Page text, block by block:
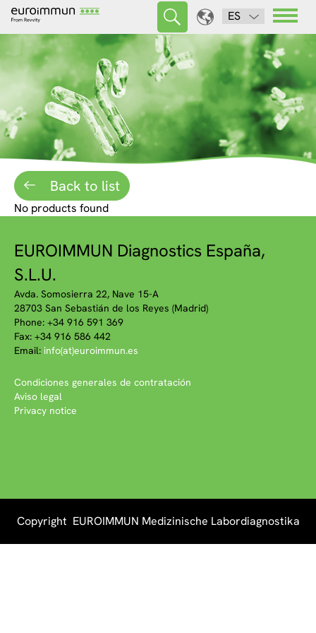
ES
Back to list
No products found
EUROIMMUN Diagnostics España,
S.L.U.
Avda. Somosierra 22, Nave 15-A
28703 San Sebastián de los Reyes (Madrid)
Phone: +34 916 591 369
Fax: +34 916 586 442
Email: info(at)euroimmun.es
Condiciones generales de contratación
Aviso legal
Privacy notice
Copyright EUROIMMUN Medizinische Labordiagnostika